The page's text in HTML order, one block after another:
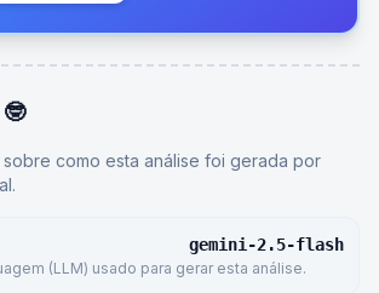
🤓
como esta análise foi gerada por
gemini-2.5-flash
(LLM) usado para gerar esta análise.